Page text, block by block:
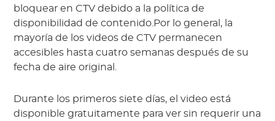
bloquear en CTV debido a la política de
disponibilidad de contenido.Por lo general, la
mayoría de los videos de CTV permanecen
accesibles hasta cuatro semanas después de su
fecha de aire original.
Durante los primeros siete días, el video está
disponible gratuitamente para ver sin requerir una